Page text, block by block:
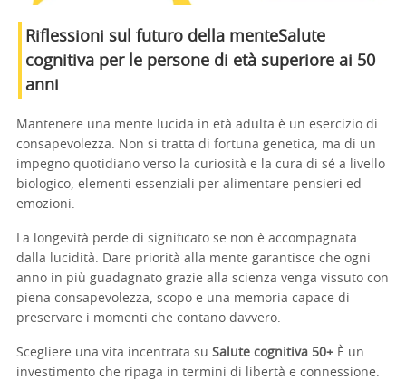
Riflessioni sul futuro della menteSalute
cognitiva per le persone di età superiore ai 50
anni
Mantenere una mente lucida in età adulta è un esercizio di
consapevolezza. Non si tratta di fortuna genetica, ma di un
impegno quotidiano verso la curiosità e la cura di sé a livello
biologico, elementi essenziali per alimentare pensieri ed
emozioni.
La longevità perde di significato se non è accompagnata
dalla lucidità. Dare priorità alla mente garantisce che ogni
anno in più guadagnato grazie alla scienza venga vissuto con
piena consapevolezza, scopo e una memoria capace di
preservare i momenti che contano davvero.
Scegliere una vita incentrata su Salute cognitiva 50+ È un
investimento che ripaga in termini di libertà e connessione.